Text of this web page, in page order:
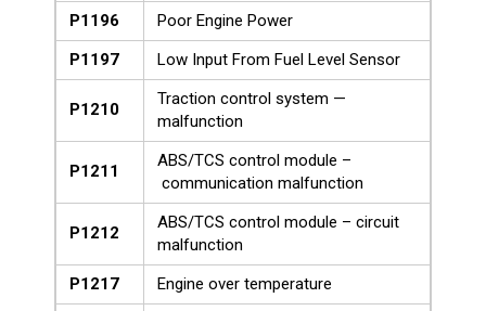
P1196
Poor Engine Power
P1197
Low Input From Fuel Level Sensor
P1210
Traction control system —
malfunction
P1211
ABS/TCS control module –
communication malfunction
P1212
ABS/TCS control module – circuit
malfunction
P1217
Engine over temperature